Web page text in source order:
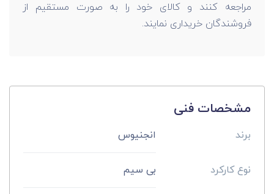
مراجعه کنند و کالای خود را به صورت مستقیم از
فروشندگان خریداری نمایند.
مشخصات فنی
برند انجنیوس
نوع کارکرد بی سیم